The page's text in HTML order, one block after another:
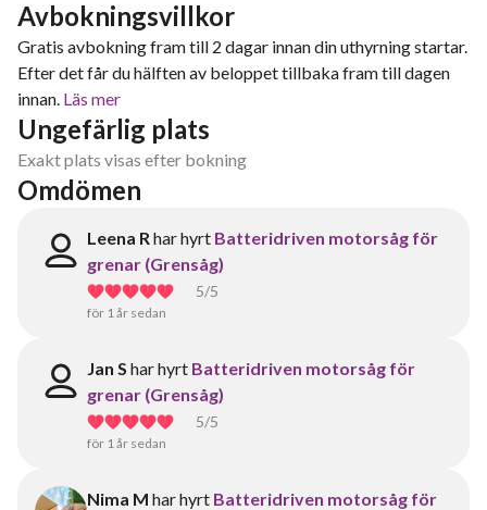
Avbokningsvillkor
Gratis avbokning fram till 2 dagar innan din uthyrning startar.
Efter det får du hälften av beloppet tillbaka fram till dagen
innan. Läs mer
Ungefärlig plats
Exakt plats visas efter bokning
Omdömen
Leena Rhar hyrt Batteridriven motorsåg för
grenar (Grensåg)
5/5
för 1 år sedan
Jan S har hyrt Batteridriven motorsåg för
grenar (Grensåg)
5/5
för 1 år sedan
Nima M har hyrt Batteridriven motorsåg för